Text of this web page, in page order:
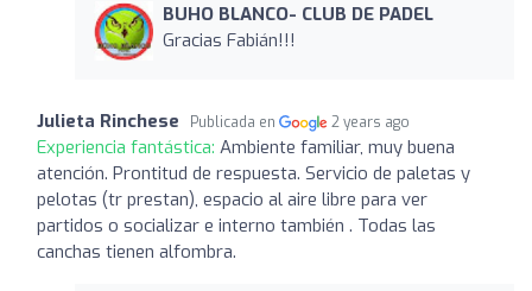
BUHO BLANCO- CLUB DE PADEL
Gracias Fabián!!!
Julieta Rinchese Publicada en 2 years ago
Experiencia fantástica: Ambiente familiar, muy buena
atención. Prontitud de respuesta. Servicio de paletas y
pelotas (tr prestan), espacio al aire libre para ver
partidos o socializar e interno también . Todas las
canchas tienen alfombra.